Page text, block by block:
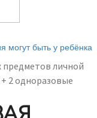
могут быть у ребёнка
предметов личной
2 одноразовые